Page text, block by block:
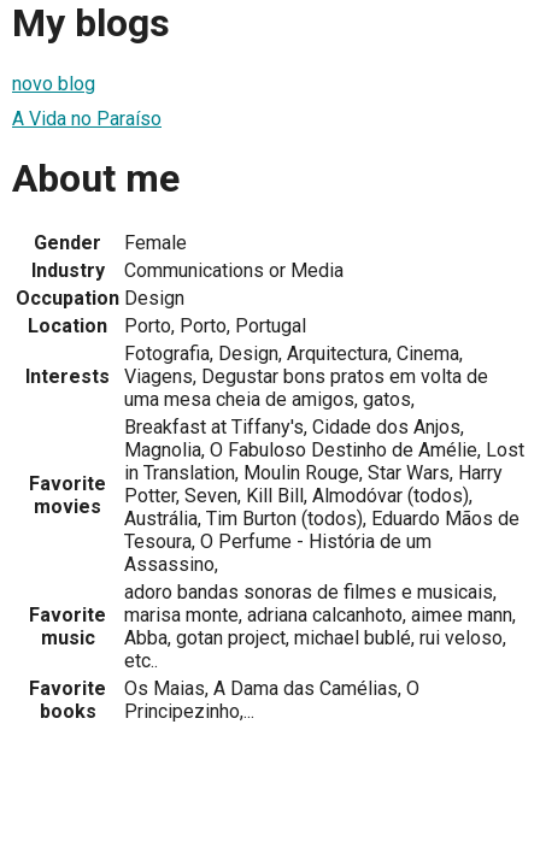
My blogs
novo blog
A Vida no Paraíso
About me
Gender
Female
Industry
Communications or Media
Occupation Design
Location
Porto, Porto, Portugal
Interests
Fotografia, Design, Arquitectura, Cinema,
Viagens, Degustar bons pratos em volta de
uma mesa cheia de amigos, gatos,
Favorite
movies
Breakfast at Tiffany's, Cidade dos Anjos,
Magnolia, O Fabuloso Destinho de Amélie, Lost
in Translation, Moulin Rouge, Star Wars, Harry
Potter, Seven, Kill Bill, Almodóvar (todos),
Austrália, Tim Burton (todos), Eduardo Mãos de
Tesoura, O Perfume - História de um
Assassino,
Favorite
music
adoro bandas sonoras de filmes e musicais,
marisa monte, adriana calcanhoto, aimee mann,
Abba, gotan project, michael bublé, rui veloso,
etc..
Favorite
books
Os Maias, A Dama das Camélias, O
Principezinho,...